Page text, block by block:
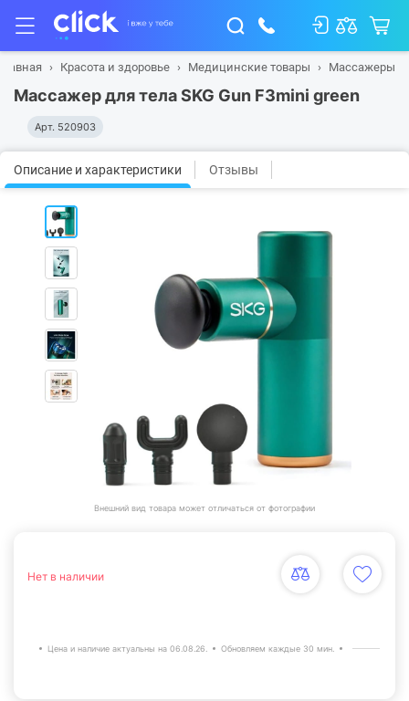
Красота и здоровье Медицинские товары Массажеры
Массажер для тела SKG Gun F3mini green
Арт. 520903
Описание и характеристики Отзывы
Внешний вид товара может отличаться от фотографии
Нет в наличии
Цена и наличие актуальны на 06.08.26. Обновляем каждые 30 мин.